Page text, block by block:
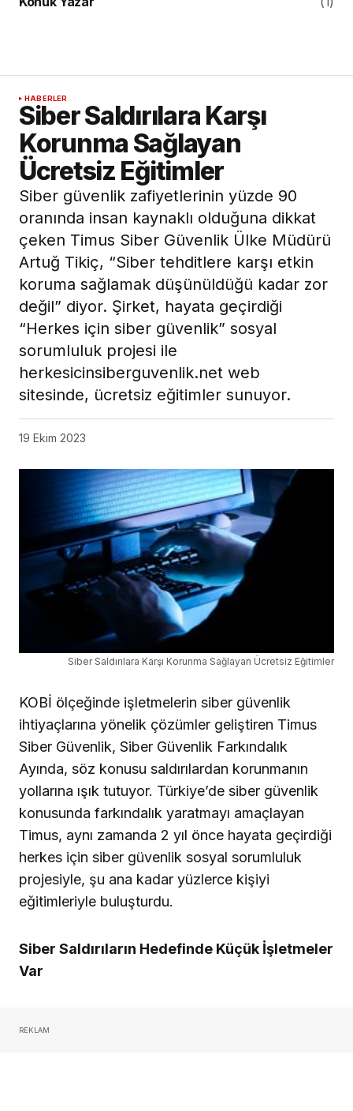
HABERLER
Siber Saldırılara Karşı
Korunma Sağlayan
Ücretsiz Eğitimler
Siber güvenlik zafiyetlerinin yüzde 90
oranında insan kaynaklı olduğuna dikkat
çeken Timus Siber Güvenlik Ülke Müdürü
Artuğ Tikiç, “Siber tehditlere karşı etkin
koruma sağlamak düşünüldüğü kadar zor
değil” diyor. Şirket, hayata geçirdiği
“Herkes için siber güvenlik” sosyal
sorumluluk projesi ile
herkesicinsiberguvenlik.net web
sitesinde, ücretsiz eğitimler sunuyor.
19 Ekim 2023
Siber Saldırılara Karşı Korunma Sağlayan Ücretsiz Eğitimler
KOBİ ölçeğinde işletmelerin siber güvenlik
ihtiyaçlarına yönelik çözümler geliştiren Timus
Siber Güvenlik, Siber Güvenlik Farkındalık
Ayında, söz konusu saldırılardan korunmanın
yollarına ışık tutuyor. Türkiye’de siber güvenlik
konusunda farkındalık yaratmayı amaçlayan
Timus, aynı zamanda 2 yıl önce hayata geçirdiği
herkes için siber güvenlik sosyal sorumluluk
projesiyle, şu ana kadar yüzlerce kişiyi
eğitimleriyle buluşturdu.
Siber Saldırıların Hedefinde Küçük İşletmeler
Var
REKLAM